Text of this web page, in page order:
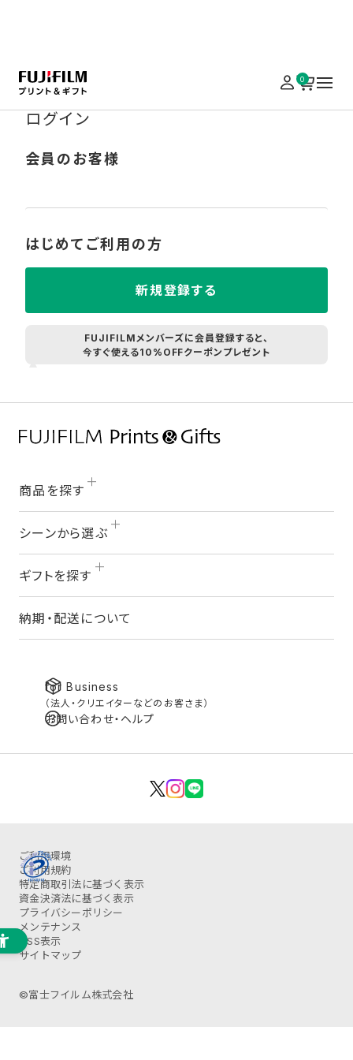
0
ログイン
会員のお客様
はじめてご利用の方
新規登録する
FUJIFILMメンバーズに会員登録すると、
今すぐ使える10%OFFクーポンプレゼント
商品を探す
シーンから選ぶ
ギフトを探す
納期・配送について
for Business
（法人・クリエイターなどのお客さま）
お問い合わせ・ヘルプ
ご利用環境
ご利用規約
特定商取引法に基づく表示
資金決済法に基づく表示
プライバシーポリシー
メンテナンス
OSS表示
サイトマップ
©富士フイルム株式会社